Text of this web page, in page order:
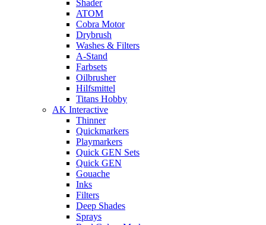
Shader
ATOM
Cobra Motor
Drybrush
Washes & Filters
A-Stand
Farbsets
Oilbrusher
Hilfsmittel
Titans Hobby
AK Interactive
Thinner
Quickmarkers
Playmarkers
Quick GEN Sets
Quick GEN
Gouache
Inks
Filters
Deep Shades
Sprays